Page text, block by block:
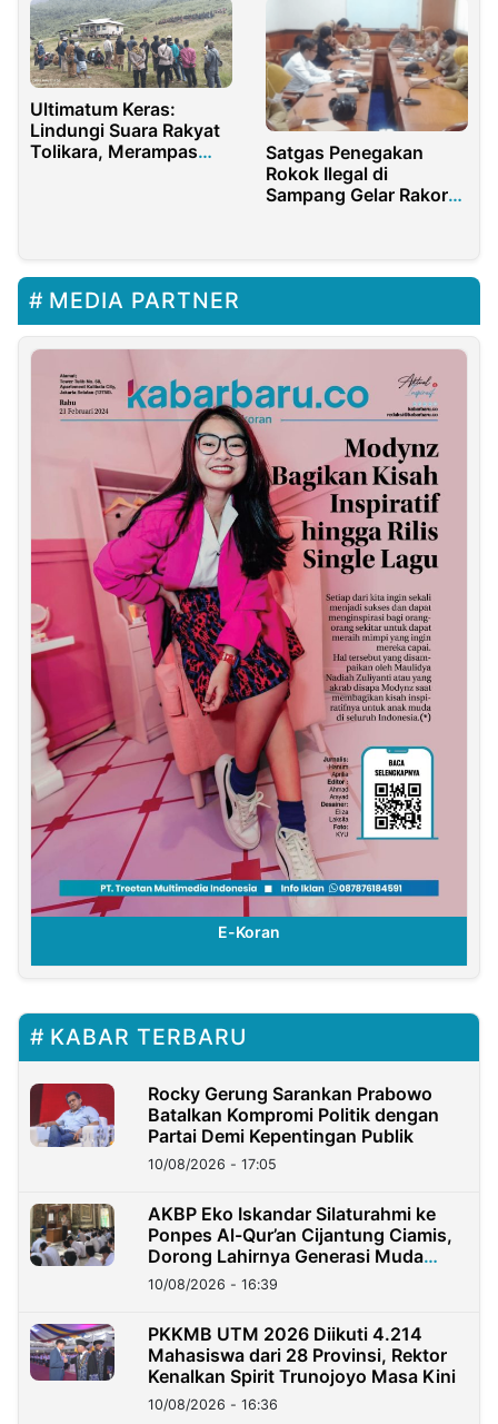
PAUD Berkualitas
Ultimatum Keras:
Lindungi Suara Rakyat
Tolikara, Merampas
Satgas Penegakan
Rokok Ilegal di
Sampang Gelar Rakor
MEDIA PARTNER
E-Koran
KABAR TERBARU
Rocky Gerung Sarankan Prabowo
Batalkan Kompromi Politik dengan
Partai Demi Kepentingan Publik
10/08/2026 - 17:05
AKBP Eko Iskandar Silaturahmi ke
Ponpes Al-Qur’an Cijantung Ciamis,
Dorong Lahirnya Generasi Muda
Berkarakter
10/08/2026 - 16:39
PKKMB UTM 2026 Diikuti 4.214
Mahasiswa dari 28 Provinsi, Rektor
Kenalkan Spirit Trunojoyo Masa Kini
10/08/2026 - 16:36